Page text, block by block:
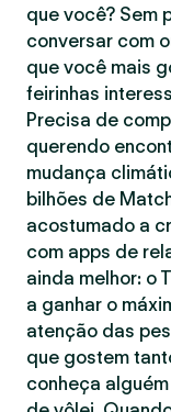
que você? Sem
conversar com
que você mais
feirinhas
Precisa de
querendo
mudança
bilhões de
acostumado a
com apps de
ainda melhor: o
a ganhar o
atenção das
que gostem
conheça